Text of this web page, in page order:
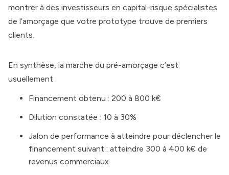
montrer à des investisseurs en capital-risque spécialistes
de l’amorçage que votre prototype trouve de premiers
clients.
En synthèse, la marche du pré-amorçage c’est
usuellement :
Financement obtenu : 200 à 800 k€
Dilution constatée : 10 à 30%
Jalon de performance à atteindre pour déclencher le
financement suivant : atteindre 300 à 400 k€ de
revenus commerciaux